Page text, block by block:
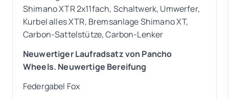
Shimano XTR 2x11fach, Schaltwerk, Umwerfer,
Kurbel alles XTR, Bremsanlage Shimano XT,
Carbon-Sattelstütze, Carbon-Lenker
Neuwertiger Laufradsatz von Pancho
Wheels. Neuwertige Bereifung
Federgabel Fox